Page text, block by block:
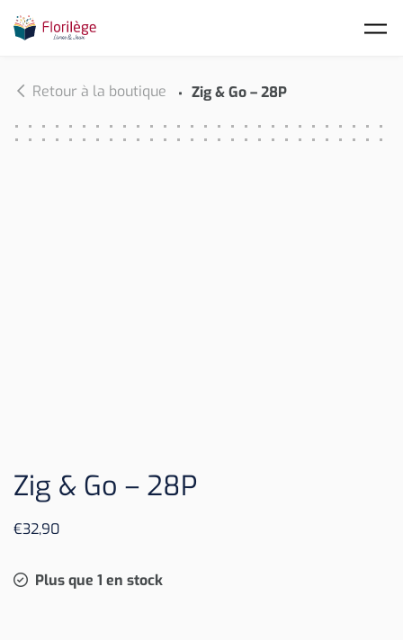
Retour à la boutique Zig & Go – 28P
Zig & Go – 28P
€32,90
Plus que 1 en stock